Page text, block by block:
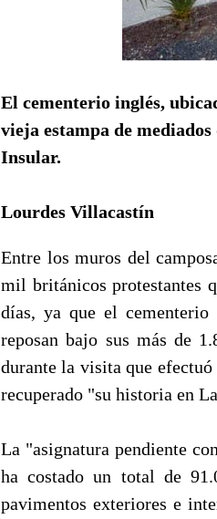
El cementerio inglés,
vieja estampa de
Insular.
Lourdes Villacastín
Entre los muros del
mil británicos protestantes
días, ya que el
reposan bajo sus más de
durante la visita que
recuperado "su historia en
La "asignatura pendiente
ha costado un total de
pavimentos exteriores e